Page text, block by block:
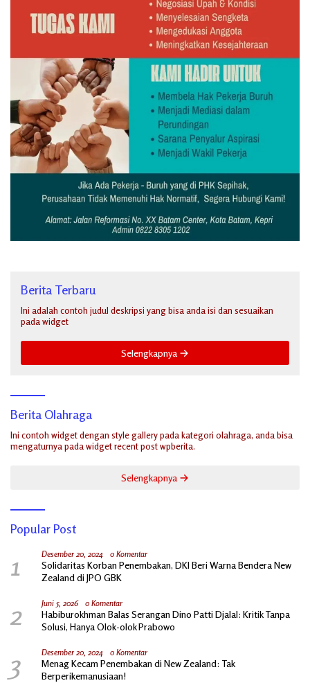
Berita Terbaru
Ini adalah contoh judul deskripsi yang bisa anda isi dan sesuaikan
pada widget
Selengkapnya
Berita Olahraga
Ini contoh widget dengan style gallery pada kategori olahraga, anda bisa
mengaturnya pada widget recent post wpberita.
Selengkapnya
Popular Post
1 Desember 20, 2024 0 Komentar
Solidaritas Korban Penembakan, DKI Beri Warna Bendera New
Zealand di JPO GBK
2 Juni 5, 2026 0 Komentar
Habiburokhman Balas Serangan Dino Patti Djalal: Kritik Tanpa
Solusi, Hanya Olok-olok Prabowo
3 Desember 20, 2024 0 Komentar
Menag Kecam Penembakan di New Zealand: Tak
Berperikemanusiaan!